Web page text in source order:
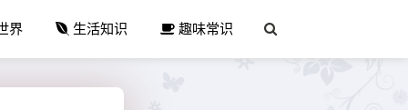
界 生活知识 趣味常识